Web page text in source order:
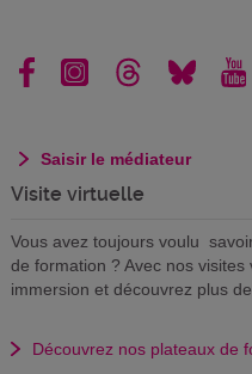
Saisir le médiateur
Visite virtuelle
Vous avez toujours voulu
de formation ? Avec nos
immersion et découvrez plus
Découvrez nos plateaux de